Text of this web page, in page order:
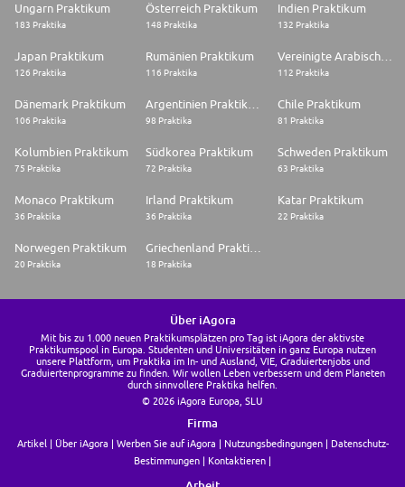
Ungarn Praktikum
183 Praktika
Österreich Praktikum
148 Praktika
Indien Praktikum
132 Praktika
Japan Praktikum
126 Praktika
Rumänien Praktikum
116 Praktika
Vereinigte Arabische Emirate Praktikum
112 Praktika
Dänemark Praktikum
106 Praktika 98 Praktika
Chile Praktikum
81 Praktika
Kolumbien Praktikum
75 Praktika
Südkorea Praktikum
72 Praktika
Schweden Praktikum
63 Praktika
Monaco Praktikum
36 Praktika
Irland Praktikum
36 Praktika
Katar Praktikum
22 Praktika
Norwegen Praktikum
20 Praktika 18 Praktika
Über iAgora
Mit bis zu 1.000 neuen Praktikumsplätzen pro Tag ist iAgora der aktivste
Praktikumspool in Europa. Studenten und Universitäten in ganz Europa nutzen
unsere Plattform, um Praktika im In- und Ausland, VIE, Graduiertenjobs und
Graduiertenprogramme zu finden. Wir wollen Leben verbessern und dem Planeten
durch sinnvollere Praktika helfen.
© 2026 iAgora Europa, SLU
Firma
Artikel Über iAgora Werben Sie auf iAgora Nutzungsbedingungen
Datenschutz-
Bestimmungen
Kontaktieren